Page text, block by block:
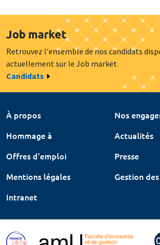
Job market
Retrouvez l'ensemble de nos candidats
actuellement sur le Job market
Candidats
À propos
Nos
Hommage à
Actualités
Offres d'emploi
Presse
Mentions légales
Gestion
Intranet